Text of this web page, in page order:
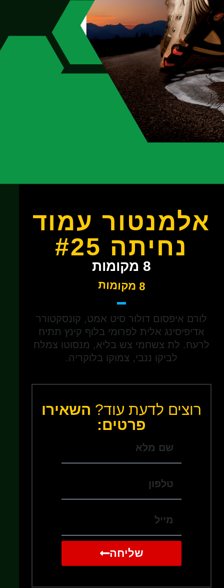
אלמנטור עמוד
נחיתה #25
8 מקומות
8 מקומות
לורם איפסום דולור סיט אמט, קונסקטורר
אדיפיסינג אלית לפרומי בלוף קינץ תתיח
לרעח. לת צשחמי צש בליא, מנסוטו צמלח
לביקו ננבי, צמוקו בלוקריה.
רוצים לדעת עוד? השאירו
פרטים:
שליחה